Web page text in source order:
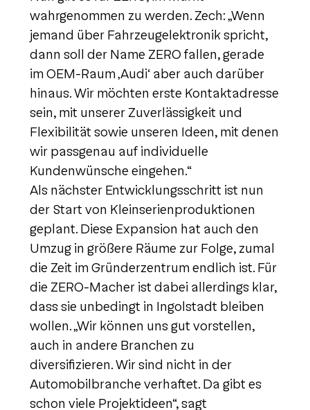
wahrgenommen zu werden. Zech: „Wenn
jemand über Fahrzeugelektronik spricht,
dann soll der Name ZERO fallen, gerade
im OEM-Raum ‚Audi‘ aber auch darüber
hinaus. Wir möchten erste Kontaktadresse
sein, mit unserer Zuverlässigkeit und
Flexibilität sowie unseren Ideen, mit denen
wir passgenau auf individuelle
Kundenwünsche eingehen.“
Als nächster Entwicklungsschritt ist nun
der Start von Kleinserienproduktionen
geplant. Diese Expansion hat auch den
Umzug in größere Räume zur Folge, zumal
die Zeit im Gründerzentrum endlich ist. Für
die ZERO-Macher ist dabei allerdings klar,
dass sie unbedingt in Ingolstadt bleiben
wollen. „Wir können uns gut vorstellen,
auch in andere Branchen zu
diversifizieren. Wir sind nicht in der
Automobilbranche verhaftet. Da gibt es
schon viele Projektideen“, sagt